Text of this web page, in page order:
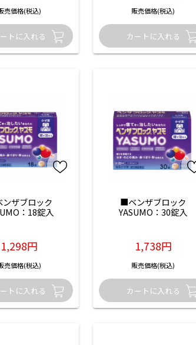
売価格(税込) 販売価格(税込)
ザブロック
：18錠入
1,298円
売価格(税込)
■ベンザブロック
YASUMO：30錠入
1,738円
販売価格(税込)